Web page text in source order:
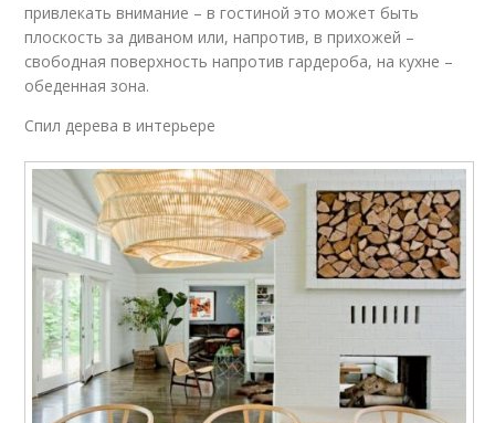
привлекать внимание – в гостиной это может быть
плоскость за диваном или, напротив, в прихожей –
свободная поверхность напротив гардероба, на кухне –
обеденная зона.
Спил дерева в интерьере